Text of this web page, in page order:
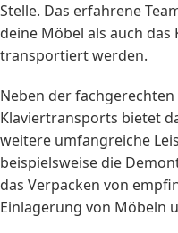
Stelle. Das erfahrene
deine Möbel als auch
transportiert werden.
Neben der
Klaviertransports bietet
weitere umfangreiche
beispielsweise die
das Verpacken von
Einlagerung von Möbeln